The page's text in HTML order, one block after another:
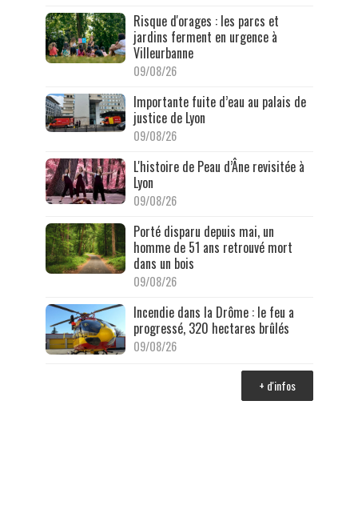
Risque d'orages : les parcs et
jardins ferment en urgence à
Villeurbanne
09/08/26
Importante fuite d’eau au palais de
justice de Lyon
09/08/26
L'histoire de Peau d’Âne revisitée à
Lyon
09/08/26
Porté disparu depuis mai, un
homme de 51 ans retrouvé mort
dans un bois
09/08/26
Incendie dans la Drôme : le feu a
progressé, 320 hectares brûlés
09/08/26
+ d'infos